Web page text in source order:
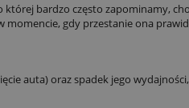
której bardzo często zapominamy,
gdy przestanie ona
auta) oraz spadek jego wydajności,